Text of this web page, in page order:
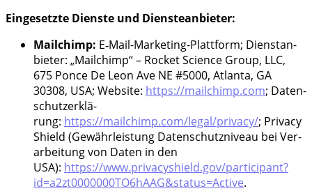
Ein­ge­setz­te Diens­te und Diensteanbieter:
Mailchimp: E‑Mail-Mar­ke­ting-Platt­form; Dienst­an­
bie­ter: „Mailchimp“ – Rocket Sci­ence Group, LLC,
675 Pon­ce De Leon Ave NE #5000, Atlan­ta, GA
30308, USA; Web­site: https://mailchimp.com; Daten­
schutz­er­klä­
rung: https://mailchimp.com/legal/privacy/; Pri­va­cy
Shield (Gewähr­leis­tung Daten­schutz­ni­veau bei Ver­
ar­bei­tung von Daten in den
USA): https://www.privacyshield.gov/participant?
id=a2zt0000000TO6hAAG&status=Active.